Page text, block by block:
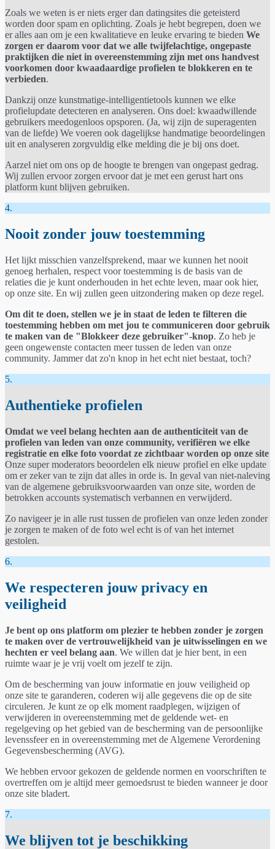
Zoals we weten is er niets erger dan datingsites die geteisterd
worden door spam en oplichting. Zoals je hebt begrepen, doen we
er alles aan om je een kwalitatieve en leuke ervaring te bieden We
zorgen er daarom voor dat we alle twijfelachtige, ongepaste
praktijken die niet in overeenstemming zijn met ons handvest
voorkomen door kwaadaardige profielen te blokkeren en te
verbieden.
Dankzij onze kunstmatige-intelligentietools kunnen we elke
profielupdate detecteren en analyseren. Ons doel: kwaadwillende
gebruikers meedogenloos opsporen. (Ja, wij zijn de superagenten
van de liefde) We voeren ook dagelijkse handmatige beoordelingen
uit en analyseren zorgvuldig elke melding die je bij ons doet.
Aarzel niet om ons op de hoogte te brengen van ongepast gedrag.
Wij zullen ervoor zorgen ervoor dat je met een gerust hart ons
platform kunt blijven gebruiken.
4.
Nooit zonder jouw toestemming
Het lijkt misschien vanzelfsprekend, maar we kunnen het nooit
genoeg herhalen, respect voor toestemming is de basis van de
relaties die je kunt onderhouden in het echte leven, maar ook hier,
op onze site. En wij zullen geen uitzondering maken op deze regel.
Om dit te doen, stellen we je in staat de leden te filteren die
toestemming hebben om met jou te communiceren door gebruik
te maken van de "Blokkeer deze gebruiker"-knop. Zo heb je
geen ongewenste contacten meer tussen de leden van onze
community. Jammer dat zo'n knop in het echt niet bestaat, toch?
5.
Authentieke profielen
Omdat we veel belang hechten aan de authenticiteit van de
profielen van leden van onze community, verifiëren we elke
registratie en elke foto voordat ze zichtbaar worden op onze site
Onze super moderators beoordelen elk nieuw profiel en elke update
om er zeker van te zijn dat alles in orde is. In geval van niet-naleving
van de algemene gebruiksvoorwaarden van onze site, worden de
betrokken accounts systematisch verbannen en verwijderd.
Zo navigeer je in alle rust tussen de profielen van onze leden zonder
je zorgen te maken of de foto wel echt is of van het internet
gestolen.
6.
We respecteren jouw privacy en
veiligheid
Je bent op ons platform om plezier te hebben zonder je zorgen
te maken over de vertrouwelijkheid van je uitwisselingen en we
hechten er veel belang aan. We willen dat je hier bent, in een
ruimte waar je je vrij voelt om jezelf te zijn.
Om de bescherming van jouw informatie en jouw veiligheid op
onze site te garanderen, coderen wij alle gegevens die op de site
circuleren. Je kunt ze op elk moment raadplegen, wijzigen of
verwijderen in overeenstemming met de geldende wet- en
regelgeving op het gebied van de bescherming van de persoonlijke
levenssfeer en in overeenstemming met de Algemene Verordening
Gegevensbescherming (AVG).
We hebben ervoor gekozen de geldende normen en voorschriften te
overtreffen om je altijd meer gemoedsrust te bieden wanneer je door
onze site bladert.
7.
We blijven tot je beschikking